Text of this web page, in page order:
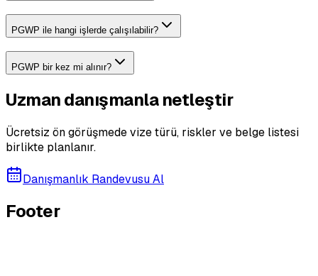
PGWP ile hangi işlerde çalışılabilir?
PGWP bir kez mi alınır?
Uzman danışmanla netleştir
Ücretsiz ön görüşmede vize türü, riskler ve belge listesi
birlikte planlanır.
Danışmanlık Randevusu Al
Footer